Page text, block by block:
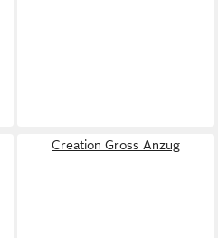
Creation Gross Anzug